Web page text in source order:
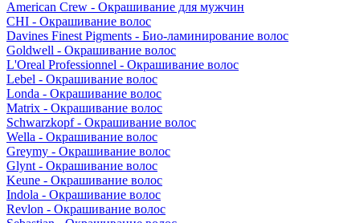
American Crew - Окрашивание для мужчин
CHI - Окрашивание волос
Davines Finest Pigments - Био-ламинирование волос
Goldwell - Окрашивание волос
L'Oreal Professionnel - Окрашивание волос
Lebel - Окрашивание волос
Londa - Окрашивание волос
Matrix - Окрашивание волос
Schwarzkopf - Окрашивание волос
Wella - Окрашивание волос
Greymy - Окрашивание волос
Glynt - Окрашивание волос
Keune - Окрашивание волос
Indola - Окрашивание волос
Revlon - Окрашивание волос